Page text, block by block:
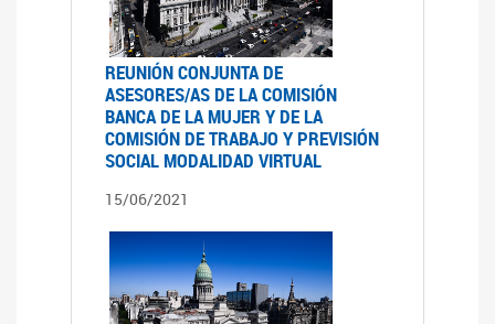
REUNIÓN CONJUNTA DE
ASESORES/AS DE LA COMISIÓN
BANCA DE LA MUJER Y DE LA
COMISIÓN DE TRABAJO Y PREVISIÓN
SOCIAL MODALIDAD VIRTUAL
15/06/2021